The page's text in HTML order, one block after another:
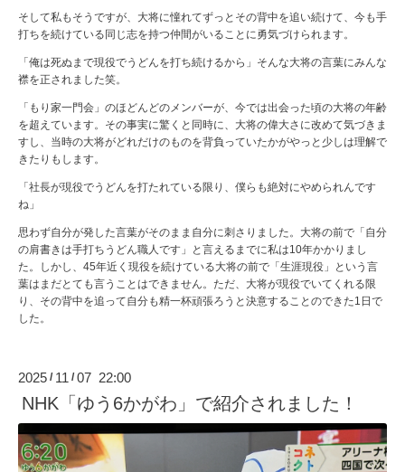
そして私もそうですが、大将に憧れてずっとその背中を追い続けて、今も手
打ちを続けている同じ志を持つ仲間がいることに勇気づけられます。
「俺は死ぬまで現役でうどんを打ち続けるから」そんな大将の言葉にみんな
襟を正されました笑。
「もり家一門会」のほどんどのメンバーが、今では出会った頃の大将の年齢
を超えています。その事実に驚くと同時に、大将の偉大さに改めて気づきま
すし、当時の大将がどれだけのものを背負っていたかがやっと少しは理解で
きたりもします。
「社長が現役でうどんを打たれている限り、僕らも絶対にやめられんです
ね」
思わず自分が発した言葉がそのまま自分に刺さりました。大将の前で「自分
の肩書きは手打ちうどん職人です」と言えるまでに私は10年かかりまし
た。しかし、45年近く現役を続けている大将の前で「生涯現役」という言
葉はまだとても言うことはできません。ただ、大将が現役でいてくれる限
り、その背中を追って自分も精一杯頑張ろうと決意することのできた1日で
した。
2025 / 11 /07 22:00
NHK「ゆう6かがわ」で紹介されました！